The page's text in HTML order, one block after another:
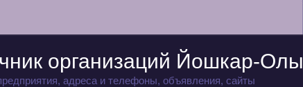
организаций Йошкар-Олы
адреса и телефоны, объявления, сайты